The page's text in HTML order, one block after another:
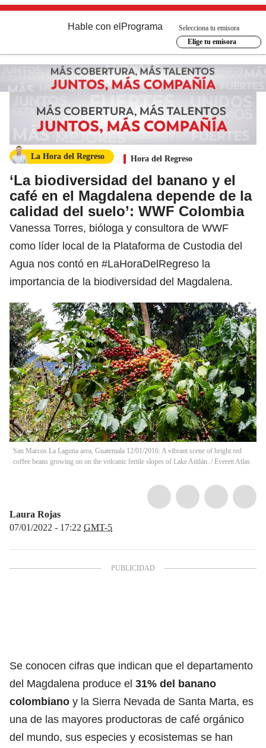
Hable con el Programa
Selecciona tu emisora
Elige tu emisora
La Hora del Regreso Hora del Regreso
‘La biodiversidad del banano y el
café en el Magdalena depende de la
calidad del suelo’: WWF Colombia
Vanessa Torres, bióloga y consultora de WWF
como líder local de la Plataforma de Custodia del
Agua nos contó en #LaHoraDelRegreso la
importancia de la biodiversidad del Magdalena.
San Marcos La Laguna area, Guatemala 12/01/2016: A vibrant scene of bright red
coffee beans growing on on the volcanic fertile slopes of Lake Atitlán. / Everett Atlas
Laura Rojas
07/01/2022 - 17:22 GMT-5
Se conocen cifras que indican que el departamento
del Magdalena produce el 31% del banano
colombiano y la Sierra Nevada de Santa Marta, es
una de las mayores productoras de café orgánico
del mundo, sus especies y ecosistemas se han